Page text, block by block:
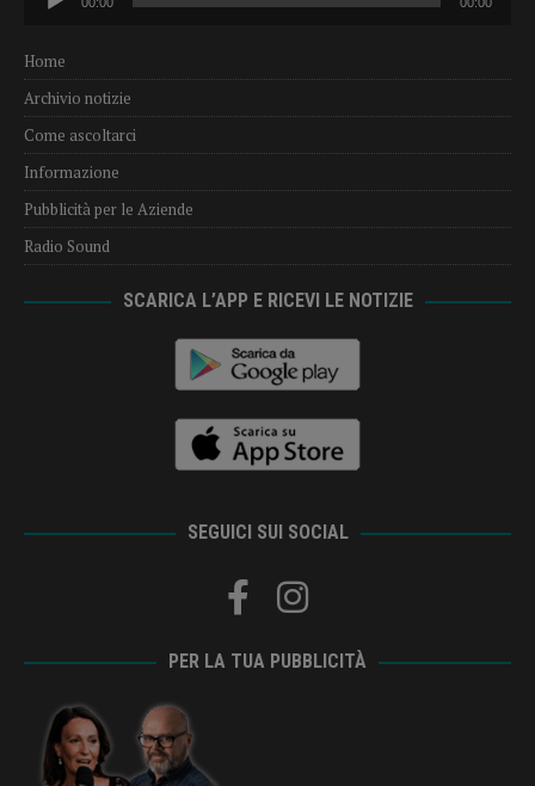
Player
Home
Archivio notizie
Come ascoltarci
Informazione
Pubblicità per le Aziende
Radio Sound
SCARICA L’APP E RICEVI LE NOTIZIE
SEGUICI SUI SOCIAL
PER LA TUA PUBBLICITÀ